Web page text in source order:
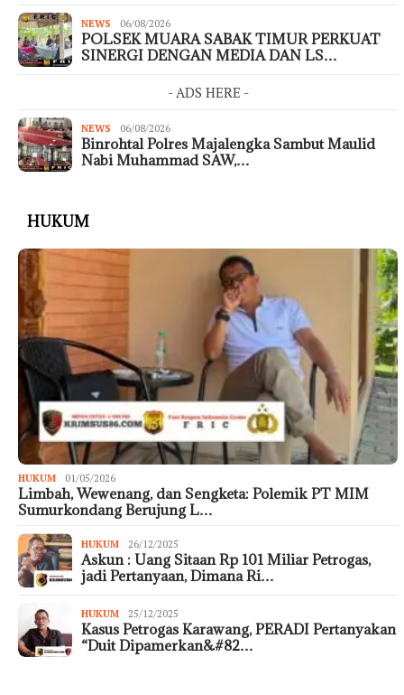
NEWS 06/08/2026
POLSEK MUARA SABAK TIMUR PERKUAT
SINERGI DENGAN MEDIA DAN LS…
- ADS HERE -
NEWS 06/08/2026
Binrohtal Polres Majalengka Sambut Maulid
Nabi Muhammad SAW,…
HUKUM
HUKUM 01/05/2026
Limbah, Wewenang, dan Sengketa: Polemik PT MIM
Sumurkondang Berujung L…
HUKUM 26/12/2025
Askun : Uang Sitaan Rp 101 Miliar Petrogas,
jadi Pertanyaan, Dimana Ri…
HUKUM 25/12/2025
Kasus Petrogas Karawang, PERADI Pertanyakan
“Duit Dipamerkan&#82…